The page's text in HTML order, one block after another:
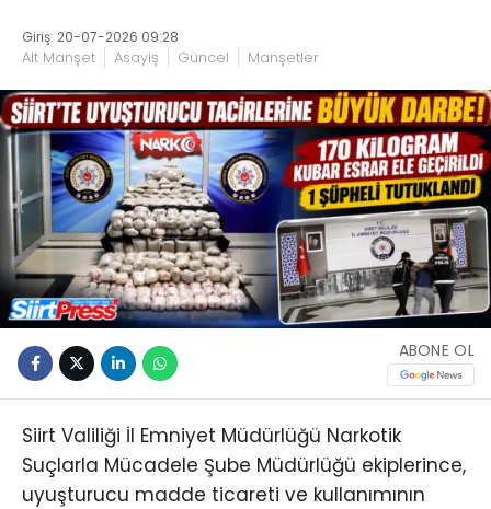
Giriş: 20-07-2026 09:28
Alt Manşet Asayiş Güncel Manşetler
ABONE OL
Siirt Valiliği İl Emniyet Müdürlüğü Narkotik
Suçlarla Mücadele Şube Müdürlüğü ekiplerince,
uyuşturucu madde ticareti ve kullanımının